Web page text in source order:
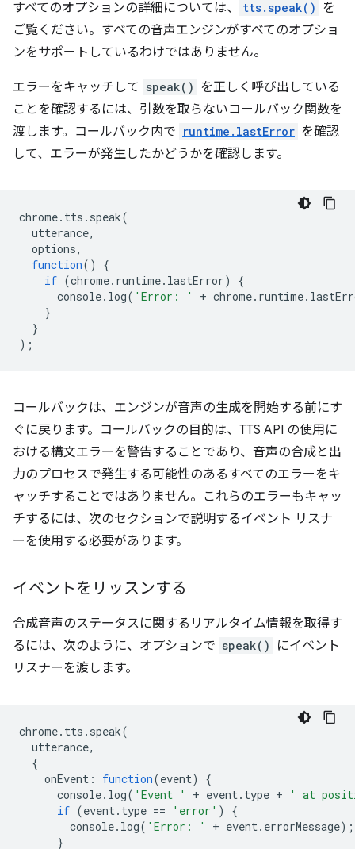
すべてのオプションの詳細については、 tts.speak() を
ご覧ください。すべての音声エンジンがすべてのオプショ
ンをサポートしているわけではありません。
エラーをキャッチして speak() を正しく呼び出している
ことを確認するには、引数を取らないコールバック関数を
渡します。コールバック内で runtime.lastError を確認
して、エラーが発生したかどうかを確認します。
chrome. tts . speak(
utterance,
options,
function()
{
if (chrome. runtime. lastError)
{
console. log( 'Error: ' + chrome. runtime.
}
}
);
コールバックは、エンジンが音声の生成を開始する前にす
ぐに戻ります。コールバックの目的は、TTS API の使用に
おける構文エラーを警告することであり、音声の合成と出
力のプロセスで発生する可能性のあるすべてのエラーをキ
ャッチすることではありません。これらのエラーもキャッ
チするには、次のセクションで説明するイベント リスナ
ーを使用する必要があります。
イベントをリッスンする
合成音声のステータスに関するリアルタイム情報を取得す
るには、次のように、オプションで speak()
にイベント
リスナーを渡します。
chrome. tts . speak(
utterance,
{
onEvent : function(event)
{
console. log( 'Event ' + event. type +
' at
if (event. type == 'error' )
{
console. log( 'Error: ' + event. errorMessage);
}